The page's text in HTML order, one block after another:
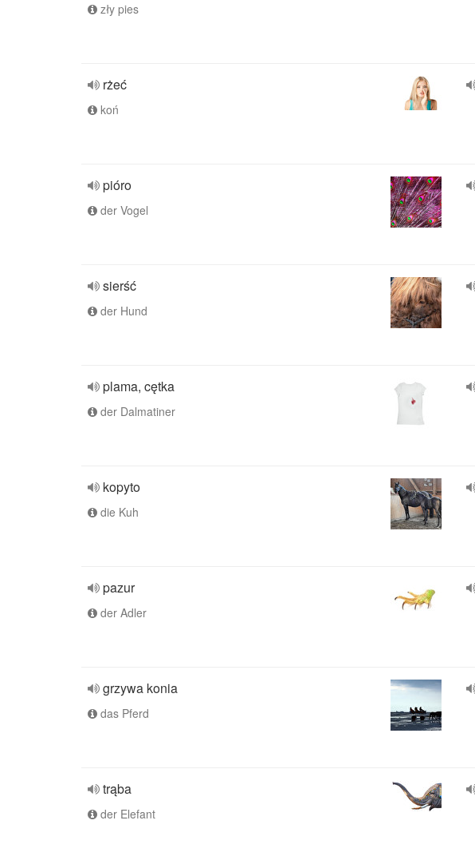
zły pies
rżeć
koń
pióro
der Vogel
sierść
der Hund
plama, cętka
der Dalmatiner
kopyto
die Kuh
pazur
der Adler
grzywa konia
das Pferd
trąba
der Elefant